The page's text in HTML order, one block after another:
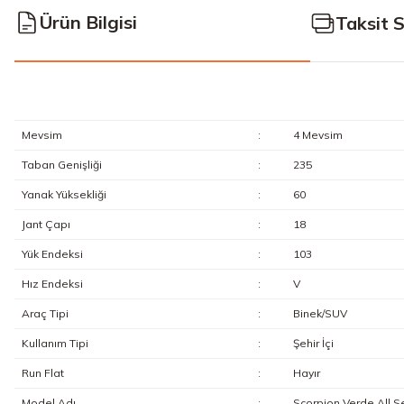
Ürün Bilgisi Taksit
Mevsim : 4 Mevsim
Taban Genişliği : 235
Yanak Yüksekliği : 60
Jant Çapı : 18
Yük Endeksi : 103
Hız Endeksi : V
Araç Tipi : Binek/SUV
Kullanım Tipi : Şehir İçi
Run Flat : Hayır